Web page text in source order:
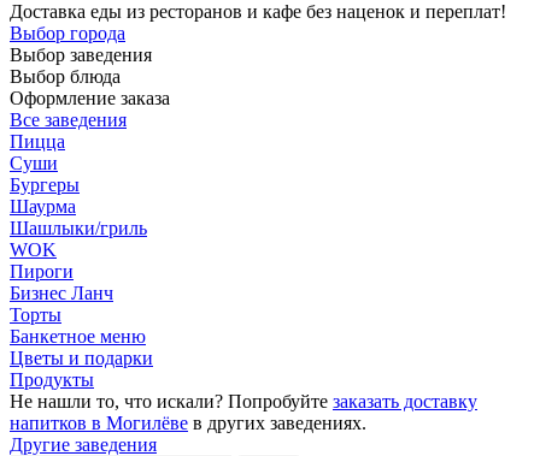
Доставка еды из ресторанов и кафе без наценок и переплат!
Выбор города
Выбор заведения
Выбор блюда
Оформление заказа
Все заведения
Пицца
Суши
Бургеры
Шаурма
Шашлыки/гриль
WOK
Пироги
Бизнес Ланч
Торты
Банкетное меню
Цветы и подарки
Продукты
Не нашли то, что искали? Попробуйте заказать доставку
напитков в Могилёве в других заведениях.
Другие заведения